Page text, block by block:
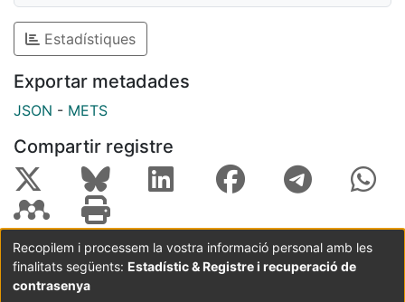
Estadístiques
Exportar metadades
JSON - METS
Compartir registre
Coordinació:CRAI UB Avís legal
Metadades
subjectes a:
Recopilem i processem la vostra informació personal amb les
finalitats següents: Estadístic & Registre i recuperació de
contrasenya